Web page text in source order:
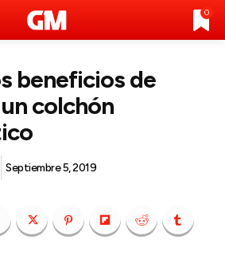
0
beneficios de
colchón
Septiembre 5, 2019